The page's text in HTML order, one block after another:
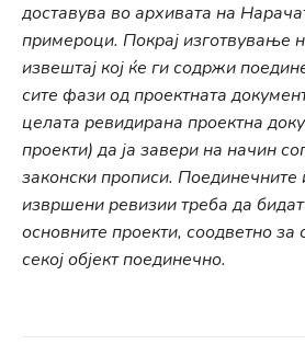
доставува во архивата на
примероци. Покрај изготвување
извештај кој ќе ги содржи
сите фази од проектната
целата ревидирана проектна
проекти) да ја завери на начин
законски прописи. Поединечните
извршени ревизии треба да
основните проекти, соодветно за
секој објект поединечно.